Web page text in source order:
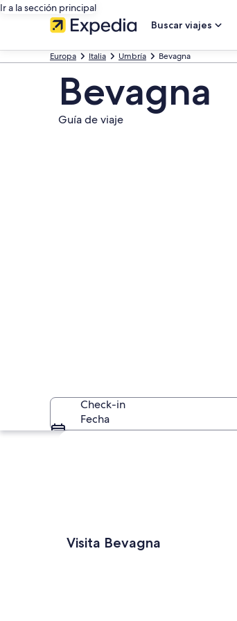
Ir a la sección principal
Buscar viajes
Europa Italia Umbría Bevagna
Bevagna
Guía de viaje
Check-in
Fecha
Ver mapa
Visita Bevagna